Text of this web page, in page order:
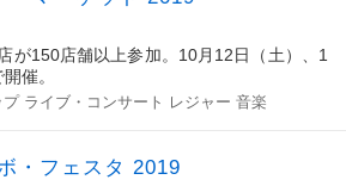
が150店舗以上参加。10月12日（土）、1
催。
プ ライブ・コンサート レジャー 音楽
・フェスタ 2019